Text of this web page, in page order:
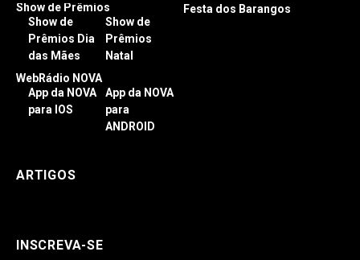
Show de Prêmios
Show de
Prêmios Dia
das Mães
Show de
Prêmios
Natal
Festa dos Barangos
WebRádio NOVA
App da NOVA
para IOS
App da NOVA
para
ANDROID
ARTIGOS
INSCREVA-SE